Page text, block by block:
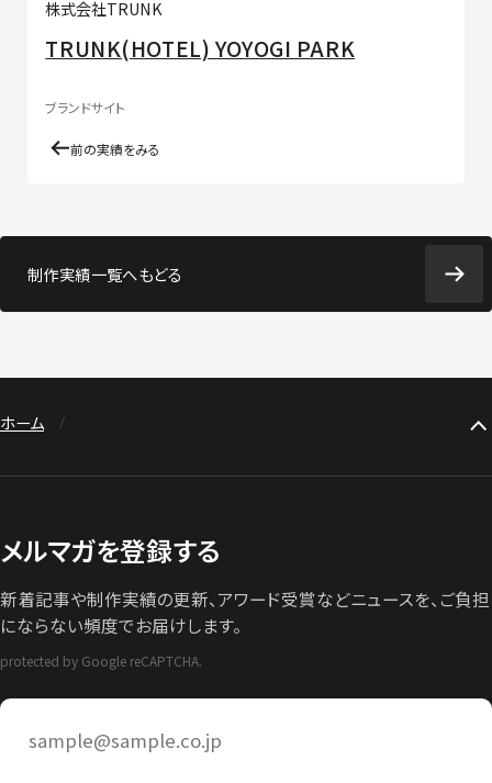
株式会社TRUNK
TRUNK(HOTEL) YOYOGI PARK
ブランドサイト
前の実績をみる
制作実績一覧へもどる
ホーム
メルマガを登録する
新着記事や制作実績の更新、アワード受賞などニュースを、ご負担
にならない頻度でお届けします。
protected by Google reCAPTCHA.